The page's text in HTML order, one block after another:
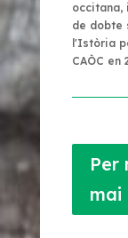
occitana,
de dobte
l'Istòria
CAÒC en
Per
mai